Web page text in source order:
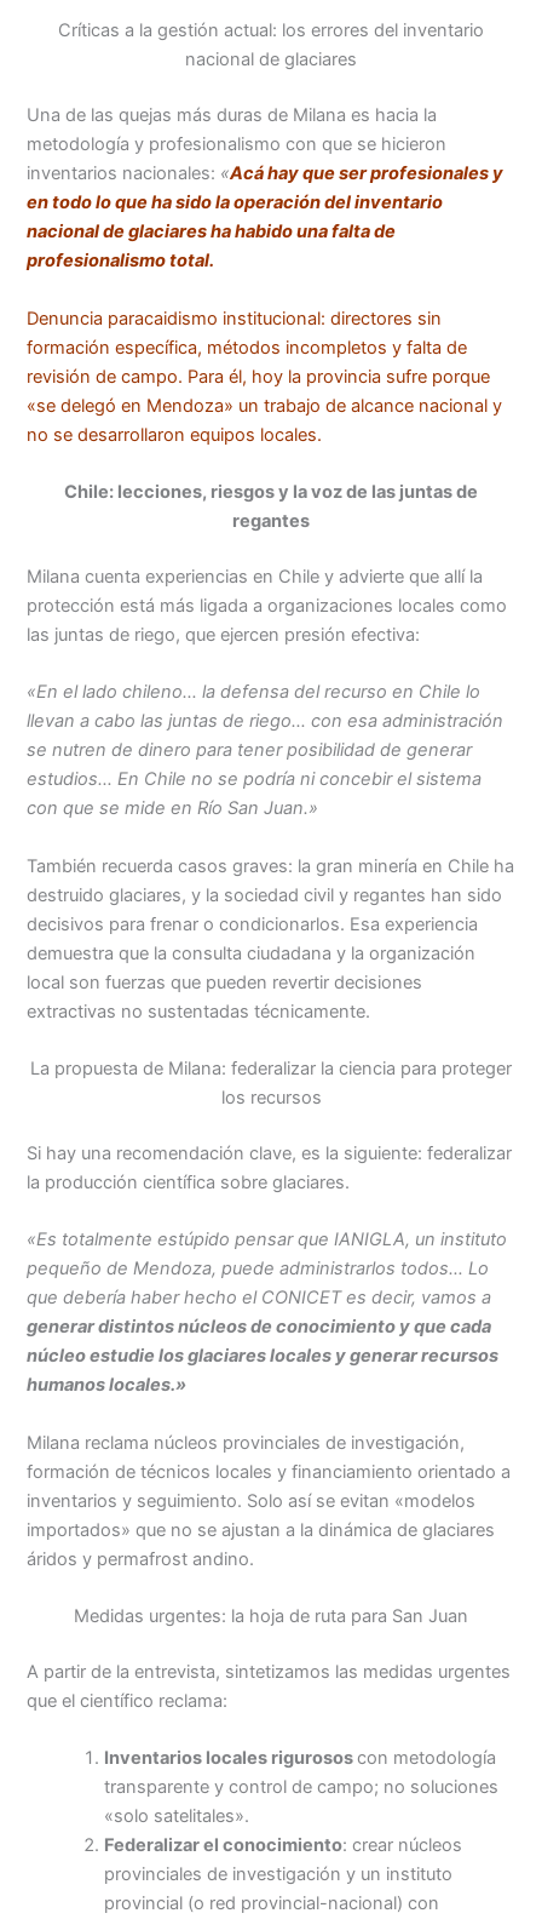
Críticas a la gestión actual: los errores del inventario
nacional de glaciares
Una de las quejas más duras de Milana es hacia la
metodología y profesionalismo con que se hicieron
inventarios nacionales: «Acá hay que ser profesionales y
en todo lo que ha sido la operación del inventario
nacional de glaciares ha habido una falta de
profesionalismo total.
Denuncia paracaidismo institucional: directores sin
formación específica, métodos incompletos y falta de
revisión de campo. Para él, hoy la provincia sufre porque
«se delegó en Mendoza» un trabajo de alcance nacional y
no se desarrollaron equipos locales.
Chile: lecciones, riesgos y la voz de las juntas de
regantes
Milana cuenta experiencias en Chile y advierte que allí la
protección está más ligada a organizaciones locales como
las juntas de riego, que ejercen presión efectiva:
«En el lado chileno… la defensa del recurso en Chile lo
llevan a cabo las juntas de riego… con esa administración
se nutren de dinero para tener posibilidad de generar
estudios… En Chile no se podría ni concebir el sistema
con que se mide en Río San Juan.»
También recuerda casos graves: la gran minería en Chile ha
destruido glaciares, y la sociedad civil y regantes han sido
decisivos para frenar o condicionarlos. Esa experiencia
demuestra que la consulta ciudadana y la organización
local son fuerzas que pueden revertir decisiones
extractivas no sustentadas técnicamente.
La propuesta de Milana: federalizar la ciencia para proteger
los recursos
Si hay una recomendación clave, es la siguiente: federalizar
la producción científica sobre glaciares.
«Es totalmente estúpido pensar que IANIGLA, un instituto
pequeño de Mendoza, puede administrarlos todos… Lo
que debería haber hecho el CONICET es decir, vamos a
generar distintos núcleos de conocimiento y que cada
núcleo estudie los glaciares locales y generar recursos
humanos locales.»
Milana reclama núcleos provinciales de investigación,
formación de técnicos locales y financiamiento orientado a
inventarios y seguimiento. Solo así se evitan «modelos
importados» que no se ajustan a la dinámica de glaciares
áridos y permafrost andino.
Medidas urgentes: la hoja de ruta para San Juan
A partir de la entrevista, sintetizamos las medidas urgentes
que el científico reclama:
Inventarios locales rigurososcon metodología
transparente y control de campo; no soluciones
«solo satelitales».
Federalizar el conocimiento: crear núcleos
provinciales de investigación y un instituto
provincial (o red provincial-nacional) con